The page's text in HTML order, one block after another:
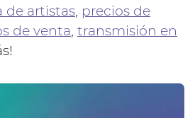
de artistas, precios de
de venta, transmisión en